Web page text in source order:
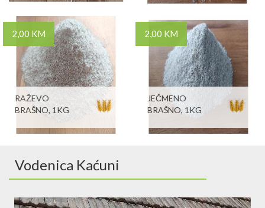
2,00 KM
RAŽEVO
BRAŠNO, 1KG
2,00 KM
JEČMENO
BRAŠNO, 1KG
Vodenica Kaćuni